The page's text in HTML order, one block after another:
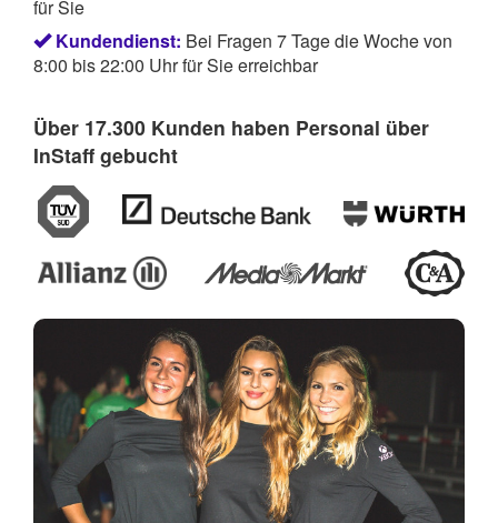
für Sie
Kundendienst: Bei Fragen 7 Tage die Woche von
8:00 bis 22:00 Uhr für Sie erreichbar
Über 17.300 Kunden haben Personal über
InStaff gebucht